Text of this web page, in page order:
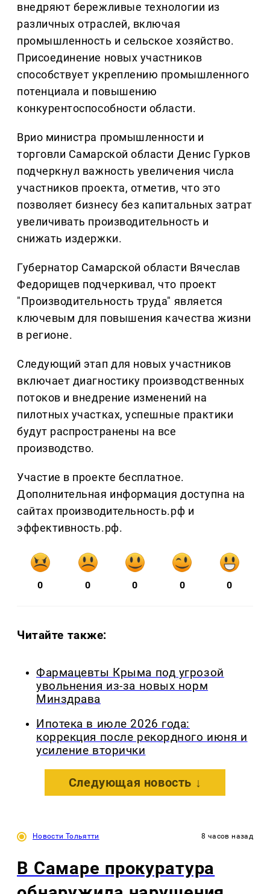
внедряют бережливые технологии из
различных отраслей, включая
промышленность и сельское хозяйство.
Присоединение новых участников
способствует укреплению промышленного
потенциала и повышению
конкурентоспособности области.
Врио министра промышленности и
торговли Самарской области Денис Гурков
подчеркнул важность увеличения числа
участников проекта, отметив, что это
позволяет бизнесу без капитальных затрат
увеличивать производительность и
снижать издержки.
Губернатор Самарской области Вячеслав
Федорищев подчеркивал, что проект
"Производительность труда" является
ключевым для повышения качества жизни
в регионе.
Следующий этап для новых участников
включает диагностику производственных
потоков и внедрение изменений на
пилотных участках, успешные практики
будут распространены на все
производство.
Участие в проекте бесплатное.
Дополнительная информация доступна на
сайтах производительность.рф и
эффективность.рф.
0 0 0 0 0
Читайте также:
Фармацевты Крыма под угрозой
увольнения из-за новых норм
Минздрава
Ипотека в июле 2026 года:
коррекция после рекордного июня и
усиление вторички
Следующая новость ↓
Новости Тольятти 8 часов назад
В Самаре прокуратура